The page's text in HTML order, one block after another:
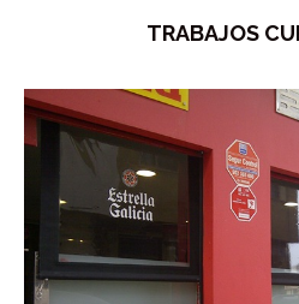
TRABAJOS